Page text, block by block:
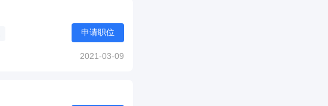
申请职位
2021-03-09